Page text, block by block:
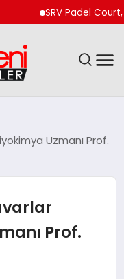
SRV Padel Court,
Uzmanı Prof.
Prof.